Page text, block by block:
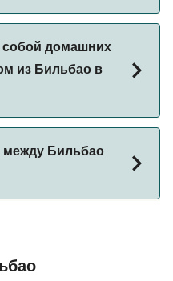
в Портсмут с
собой домашних
из Бильбао в
понадобится
ознакомьтесь
у операторов
между Бильбао